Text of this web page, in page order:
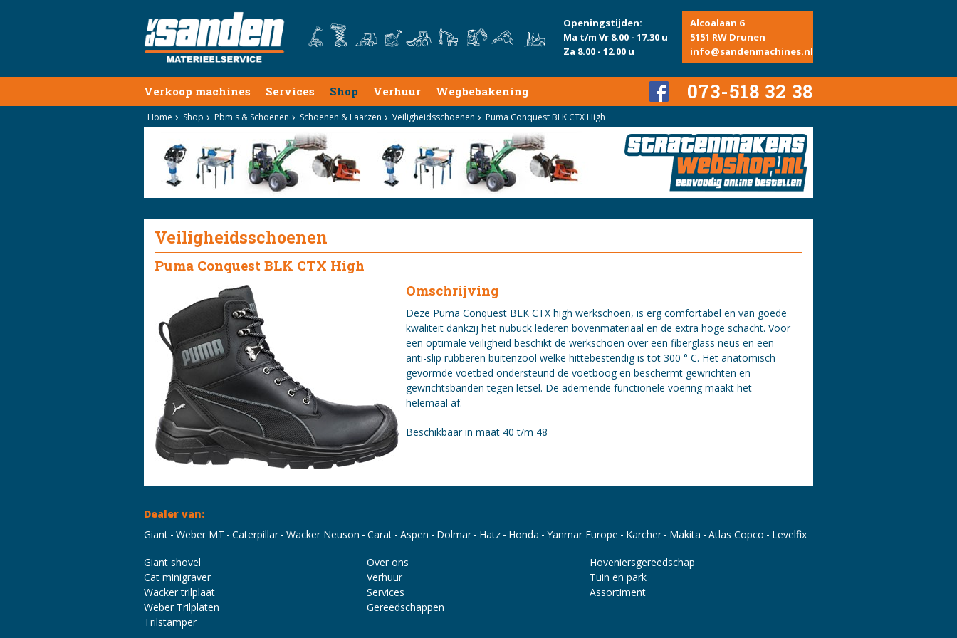
Openingstijden:
Ma t/m Vr 8.00 - 17.30 u
Za 8.00 - 12.00 u
Alcoalaan 6
5151 RW Drunen
info@sandenmachines.nl
Verkoop machines Services Shop Verhuur Wegbebakening 073-518 32 38
Home Shop Pbm's & Schoenen Schoenen & Laarzen Veiligheidsschoenen Puma Conquest BLK CTX High
Veiligheidsschoenen
Puma Conquest BLK CTX High
Omschrijving
Deze Puma Conquest BLK CTX high werkschoen, is erg comfortabel en van goede
kwaliteit dankzij het nubuck lederen bovenmateriaal en de extra hoge schacht. Voor
een optimale veiligheid beschikt de werkschoen over een fiberglass neus en een
anti-slip rubberen buitenzool welke hittebestendig is tot 300 ° C. Het anatomisch
gevormde voetbed ondersteund de voetboog en beschermt gewrichten en
gewrichtsbanden tegen letsel. De ademende functionele voering maakt het
helemaal af.
Beschikbaar in maat 40 t/m 48
Dealer van:
Giant Weber MT Caterpillar Wacker Neuson Carat Aspen Dolmar Hatz Honda Yanmar Europe Karcher Makita Atlas Copco
Levelfix
Giant shovel
Cat minigraver
Wacker trilplaat
Weber Trilplaten
Trilstamper
Over ons
Verhuur
Services
Gereedschappen
Hoveniersgereedschap
Tuin en park
Assortiment